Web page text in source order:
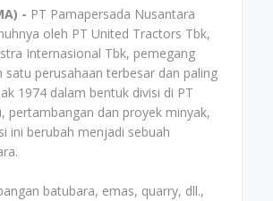
- PT Pamapersada Nusantara
oleh PT United Tractors Tbk,
Internasional Tbk, pemegang
perusahaan terbesar dan paling
1974 dalam bentuk divisi di PT
pertambangan dan proyek minyak,
ini berubah menjadi sebuah
batubara, emas, quarry, dll.,